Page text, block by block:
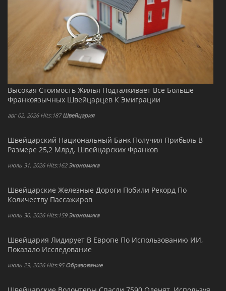
Высокая Стоимость Жилья Подталкивает Все Больше
Франкоязычных Швейцарцев К Эмиграции
авг 02, 2026 Hits:187Швейцария
Швейцарский Национальный Банк Получил Прибыль В
Размере 25,2 Млрд. Швейцарских Франков
июль 31, 2026 Hits:162Экономика
Швейцарские Железные Дороги Побили Рекорд По
Количеству Пассажиров
июль 30, 2026 Hits:159Экономика
Швейцария Лидирует В Европе По Использованию ИИ,
Показало Исследование
июль 29, 2026 Hits:95 Образование